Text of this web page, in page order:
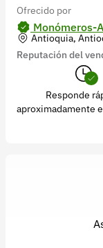
Ofrecido por
Monómeros-
Antioquia,
Reputación del
Responde
aproximadamente
Síguenos